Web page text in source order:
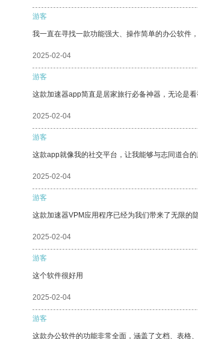
游客
我一直在寻找一款功能强大、操作简单的办公软件
2025-02-04
游客
这款加速器app简直是居家旅行必备神器，无论是
2025-02-04
游客
这款app就像我的社交平台，让我能够与志同道合的
2025-02-04
游客
这款加速器VPM应用程序已经为我们带来了无限的
2025-02-04
游客
这个软件很好用
2025-02-04
游客
这款办公软件的功能非常全面，涵盖了文档、表格